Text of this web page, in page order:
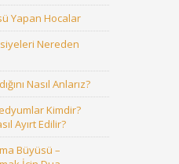
Yapan Hocalar
Nereden
Nasıl Anlarız?
Kimdir?
Ayırt Edilir?
Büyüsü –